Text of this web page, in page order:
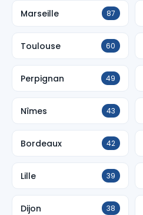
Marseille 87
Toulouse 60
Perpignan 49
Nîmes 43
Bordeaux 42
Lille 39
Dijon 38